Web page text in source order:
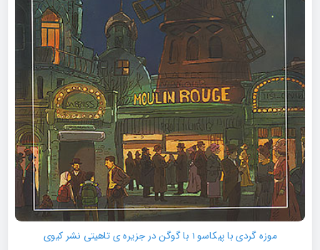
موزه گردی با پیکاسو 1 با گوگن در جزیره ی تاهیتی نشر کیوی